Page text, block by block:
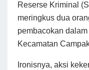
Reserse Kriminal
meringkus dua
pembacokan
Kecamatan
Ironisnya, aksi